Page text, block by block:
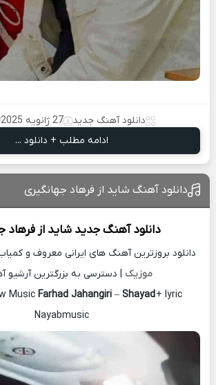
دانلود آهنگ جدید 27 ژانویه 2025
ادامه مطلب + دانلود ...
دانلود آهنگ شاید از فرهاد جهانگیری
دانلود آهنگ جدید شاید ازفرهاد
دانلود بروزترین آهنگ های ایرانی معروف و
موزیک | دسترسی به بزرگترین آرشیو
Music Farhad Jahangiri – Shayad+ lyric
Nayabmusic